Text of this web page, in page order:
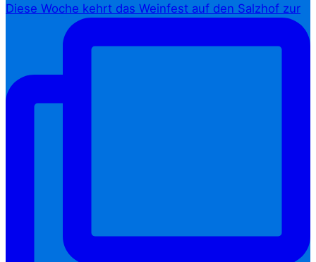
Diese Woche kehrt das Weinfest auf den Salzhof zur